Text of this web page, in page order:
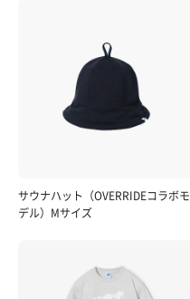
サウナハット（OVERRIDEコラボモ
デル）Mサイズ